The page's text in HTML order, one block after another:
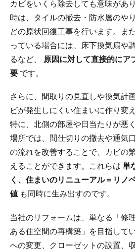
カビをいくら除去しても意味があ
時は、タイルの撤去・防水層のや
どの原状回復工事を行います。ま
っている場合には、床下換気扇や
るなど、 原因に対して直接的にア
要 です。
さらに、間取りの見直しや換気計
ビが発生しにくい住まいに作り変
特に、北側の部屋や日当たりが悪
場所では、間仕切りの撤去や通気
の流れを改善することで、カビの
えることができます。これらは 単
く、住まいのリニューアル＝リノ
値 も同時に生み出すのです。
当社のリフォームは、単なる「修
ある住空間の再構築」を目指して
への変更、クローゼットの設置、